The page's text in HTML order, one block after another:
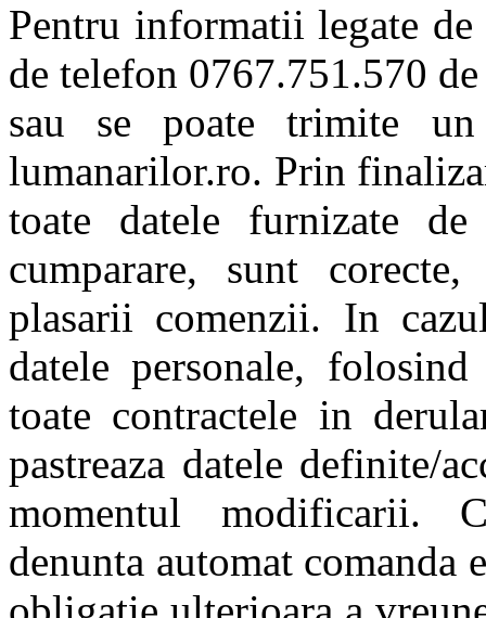
Pentru informatii legate
de telefon 0767.751.570
sau se poate trimite un
lumanarilor.ro. Prin
toate datele furnizate de
cumparare, sunt
plasarii comenzii. In
datele personale,
toate contractele in
pastreaza datele definite/
momentul modificarii.
denunta automat comanda